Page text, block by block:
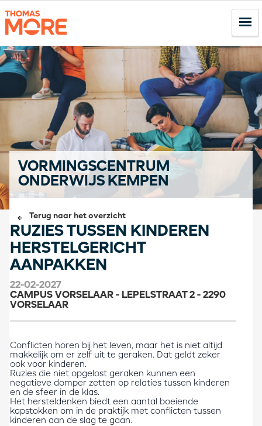
VORMINGSCENTRUM
ONDERWIJS KEMPEN
Terug naar het overzicht
RUZIES TUSSEN KINDEREN
HERSTELGERICHT
AANPAKKEN
22-02-2027
CAMPUS VORSELAAR - LEPELSTRAAT 2 - 2290
VORSELAAR
Conflicten horen bij het leven, maar het is niet altijd
makkelijk om er zelf uit te geraken. Dat geldt zeker
ook voor kinderen.
Ruzies die niet opgelost geraken kunnen een
negatieve domper zetten op relaties tussen kinderen
en de sfeer in de klas.
Het hersteldenken biedt een aantal boeiende
kapstokken om in de praktijk met conflicten tussen
kinderen aan de slag te gaan.